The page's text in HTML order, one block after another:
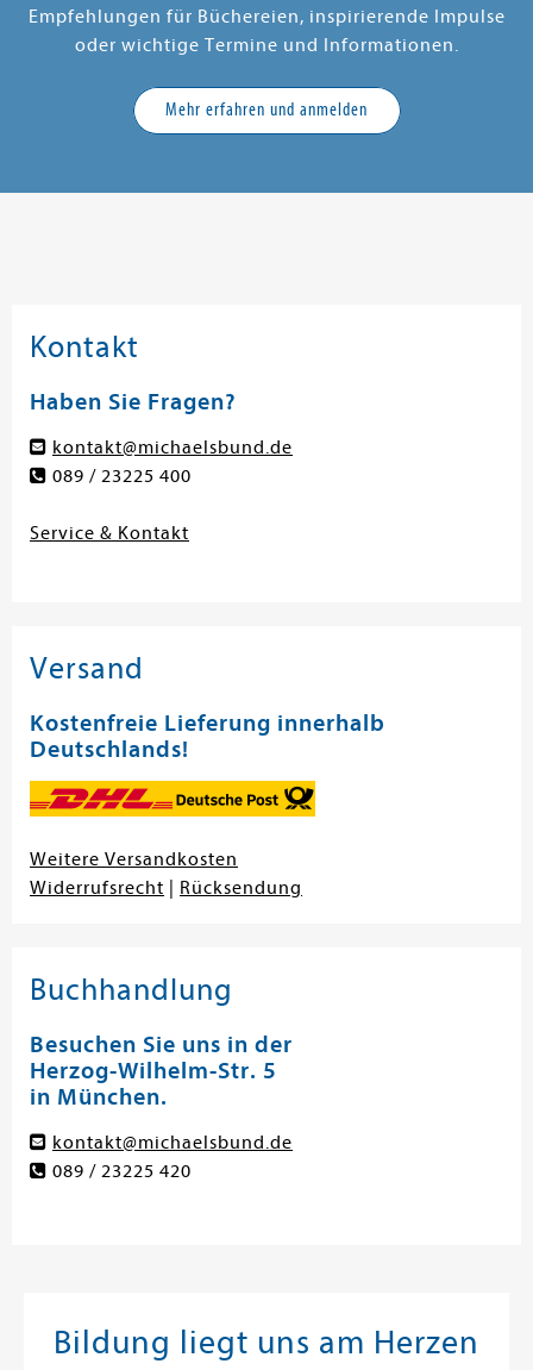
Empfehlungen für Büchereien, inspirierende Impulse
oder wichtige Termine und Informationen.
Mehr erfahren und anmelden
Kontakt
Haben Sie Fragen?
kontakt@michaelsbund.de
089 / 23225 400
Service & Kontakt
Versand
Kostenfreie Lieferung innerhalb
Deutschlands!
Weitere Versandkosten
Widerrufsrecht
Rücksendung
Buchhandlung
Besuchen Sie uns in der
Herzog-Wilhelm-Str. 5
in München.
kontakt@michaelsbund.de
089 / 23225 420
Bildung liegt uns am Herzen